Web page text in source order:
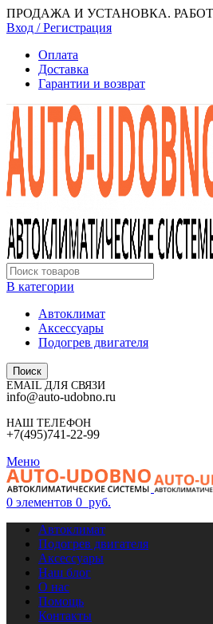
ПРОДАЖА И УСТАНОВКА.
Вход / Регистрация
Оплата
Доставка
Гарантии и возврат
В категории
Автоклимат
Аксессуары
Подогрев двигателя
Поиск
EMAIL ДЛЯ СВЯЗИ
info@auto-udobno.ru
НАШ ТЕЛЕФОН
+7(495)741-22-99
Меню
0 элементов 0 руб.
Автоклимат
Подогрев двигателя
Аксессуары
Наш блог
О нас
Помощь
Контакты